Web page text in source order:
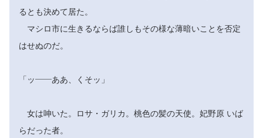
るとも決めて居た。
マシロ市に生きるならば誰しもその様な薄暗いことを否定
はせぬのだ。
「ッ――ああ、くそッ」
女は呻いた。ロサ・ガリカ。桃色の髪の天使。妃野原 いば
らだった者。